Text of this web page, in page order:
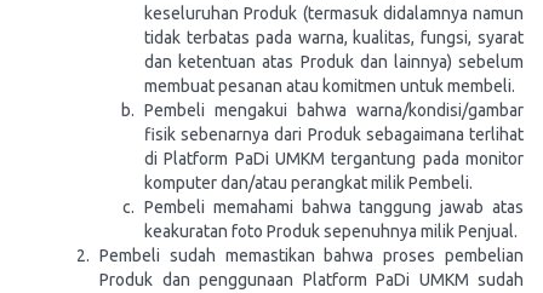
keseluruhan Produk (termasuk didalamnya namun
tidak terbatas pada warna, kualitas, fungsi, syarat
dan ketentuan atas Produk dan lainnya) sebelum
membuat pesanan atau komitmen untuk membeli.
Pembeli mengakui bahwa warna/kondisi/gambar
fisik sebenarnya dari Produk sebagaimana terlihat
di Platform PaDi UMKM tergantung pada monitor
komputer dan/atau perangkat milik Pembeli.
Pembeli memahami bahwa tanggung jawab atas
keakuratan foto Produk sepenuhnya milik Penjual.
Pembeli sudah memastikan bahwa proses pembelian
Produk dan penggunaan Platform PaDi UMKM sudah